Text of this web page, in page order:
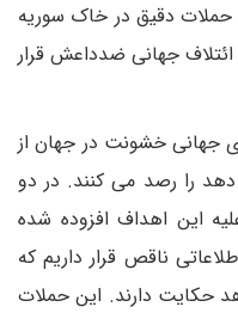
حملات دقیق در خاک سوریه
ائتلاف جهانی ضدداعش قرار
جهانی خشونت در جهان از
را رصد می کنند. در دو
این اهداف افزوده شده
ناقص قرار داریم که
حکایت دارند. این حملات